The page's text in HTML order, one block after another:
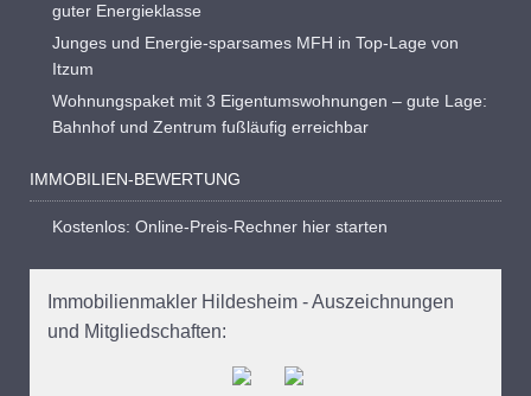
guter Energieklasse
Junges und Energie-sparsames MFH in Top-Lage von
Itzum
Wohnungspaket mit 3 Eigentumswohnungen – gute Lage:
Bahnhof und Zentrum fußläufig erreichbar
IMMOBILIEN-BEWERTUNG
Kostenlos: Online-Preis-Rechner hier starten
Immobilienmakler Hildesheim - Auszeichnungen
und Mitgliedschaften: